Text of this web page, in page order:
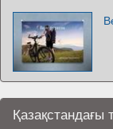
Қазақстандағы